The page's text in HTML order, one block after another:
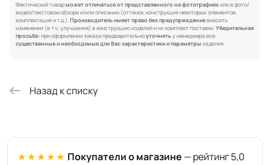
Фактический товарможет отличаться от представленного на фотографияхили в фото/
видео/текстовом обзоре и/или описании (оттенок, конструкция некоторых элементов,
комплектация и т.д.).Производитель имеет право без предупреждениявносить
изменения (в т.ч. улучшения) в конструкцию изделий и их комплект поставки.Убедительная
просьба: при оформлении заказа предварительноуточнятьу менеджера все
существенные и необходимые для Вас характеристики и параметры изделия.
Назад к списку
★★★★★ Покупатели о магазине — рейтинг 5,0